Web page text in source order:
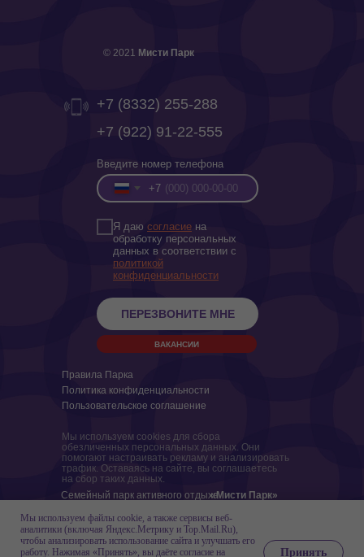
Введите номер телефона
+7
Я даю согласие на
обработку персональных
данных в соответствии с
политикой
конфиденциальности
ПЕРЕЗВОНИТЕ МНЕ
+7 (8332) 255-288
+7 (922) 91-22-555
Правила Парка
Политика конфиденциальности
Пользовательское соглашение
Мы используем cookies для сбора
обезличенных персональных данных. Они
помогают настраивать рекламу и анализировать
трафик. Оставаясь на сайте, вы соглашаетесь
на сбор таких данных.
ИП МАТРОШИЛИН И. П.
ЕГРН ИП 323710000001008 ИНН 710606614815
Юр.адрес: 300012, РФ, Тульская обл., г. Тула, ул.
Семейный парк активного отдыха«Мисти Парк»
© 2021 Мисти Парк
ВАКАНСИИ
Мы используем файлы cookie, а также сервисы веб-
аналитики (включая Яндекс.Метрику и Top.Mail.Ru),
чтобы анализировать использование сайта и улучшать его
работу. Нажимая «Принять», вы даёте согласие на
Принять